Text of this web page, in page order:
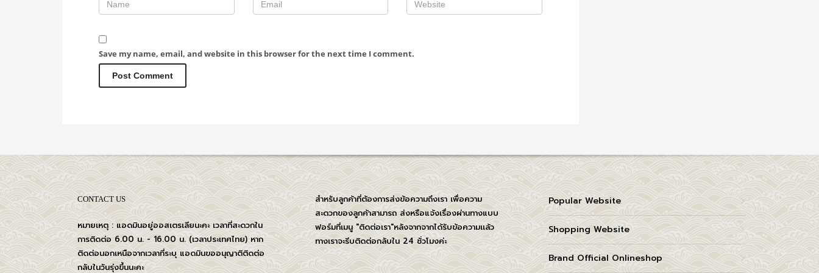
Save my name, email, and website in this browser for the next time I comment.
CONTACT US
หมายเหตุ : แอดมินอยู่ออสเตรเลียนะคะ เวลาที่สะดวกใน
การติดต่อ 6.00 น. - 16.00 น. (เวลาประเทศไทย) หาก
ติดต่อนอกเหนือจากเวลาที่ระบุ แอดมินขออนุญาติติดต่อ
กลับในวันรุ่งขึ้นนะคะ
สำหรับลูกค้าที่ต้องการส่งข้อความถึงเรา เพื่อความ
สะดวกของลูกค้าสามารถ ส่งหรือแจ้งเรื่องผ่านทางแบบ
ฟอร์มที่เมนู "ติดต่อเรา"หลังจากจากได้รับข้อความเเล้ว
ทางเราจะรีบติดต่อกลับใน 24 ชั่วโมงค่ะ
Popular Website
Shopping Website
Brand Official Onlineshop